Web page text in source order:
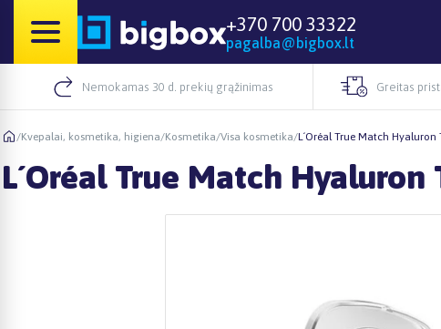
+370 700 33322
pagalba@bigbox.lt
Nemokamas 30 d. prekių grąžinimas Greitas
/Kvepalai, kosmetika, higiena/Kosmetika/Visa kosmetika/L´Oréal True Match
L´Oréal True Match